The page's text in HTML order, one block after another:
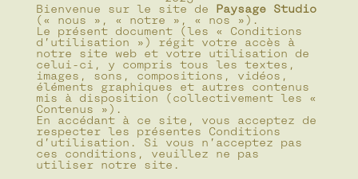
Bienvenue sur le site de Paysage Studio
(« nous », « notre », « nos »).
Le présent document (les « Conditions
d’utilisation ») régit votre accès à
notre site web et votre utilisation de
celui-ci, y compris tous les textes,
images, sons, compositions, vidéos,
éléments graphiques et autres contenus
mis à disposition (collectivement les «
Contenus »).
En accédant à ce site, vous acceptez de
respecter les présentes Conditions
d’utilisation. Si vous n’acceptez pas
ces conditions, veuillez ne pas
utiliser notre site.